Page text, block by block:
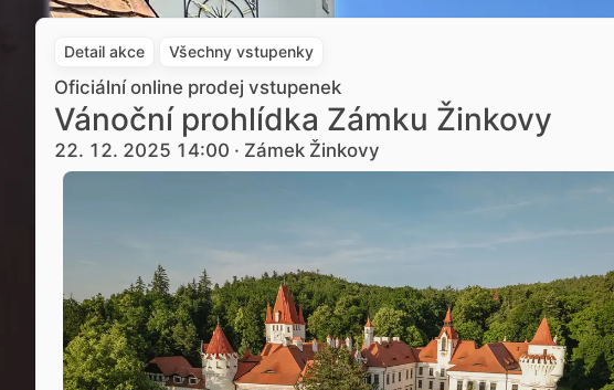
Detail akce Všechny vstupenky
Oficiální online prodej vstupenek
Vánoční prohlídka Zámku Žinkovy
22. 12. 2025 14:00 · Zámek Žinkovy